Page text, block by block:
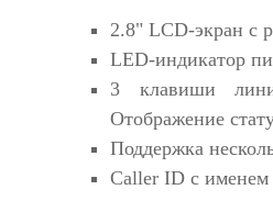
2.8" LCD-экран с
LED-индикатор
3 клавиши
Отображение
Поддержка
Caller ID с